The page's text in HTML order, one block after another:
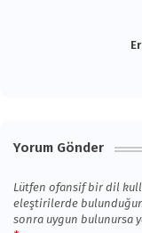
Yorum Gönder
Lütfen ofansif bir dil
eleştirilerde
sonra uygun bulunursa